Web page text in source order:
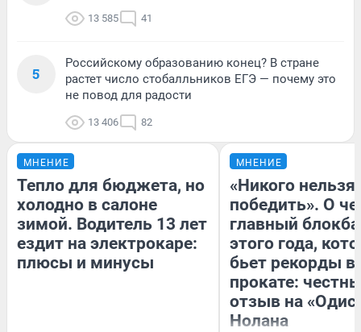
13 585 41
5
Российскому образованию конец? В стране
растет число стобалльников ЕГЭ — почему это
не повод для радости
13 406 82
МНЕНИЕ
Тепло для бюджета, но
холодно в салоне
зимой. Водитель 13 лет
ездит на электрокаре:
плюсы и минусы
МНЕНИЕ
«Никого нельзя
победить». О
главный
этого года,
бьет рекорды в
прокате:
отзыв на
Нолана